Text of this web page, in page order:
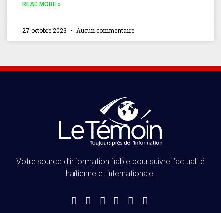
READ MORE »
27 octobre 2023 Aucun commentaire
Votre source d’information fiable pour suivre l’actualité
haïtienne et internationale.